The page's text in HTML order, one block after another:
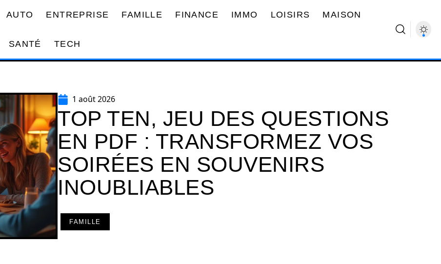
AUTO ENTREPRISE FAMILLE FINANCE IMMO LOISIRS MAISON
SANTÉ TECH
1 août 2026
TOP TEN, JEU DES QUESTIONS
EN PDF : TRANSFORMEZ VOS
SOIRÉES EN SOUVENIRS
INOUBLIABLES
FAMILLE